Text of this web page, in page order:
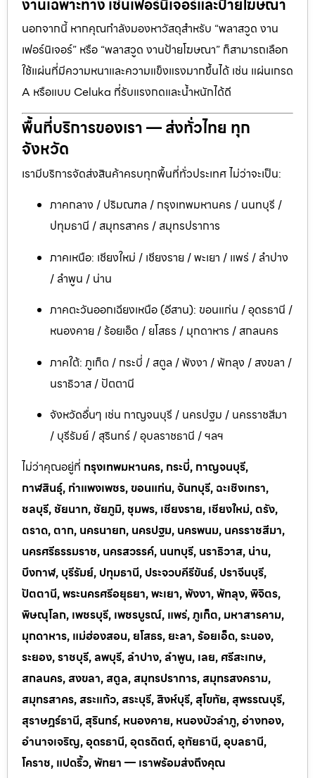
งานเฉพาะทาง เช่นเฟอร์นิเจอร์และป้ายโฆษณา
นอกจากนี้ หากคุณกำลังมองหาวัสดุสำหรับ “พลาสวูด งาน
เฟอร์นิเจอร์” หรือ “พลาสวูด งานป้ายโฆษณา” ก็สามารถเลือก
ใช้แผ่นที่มีความหนาและความแข็งแรงมากขึ้นได้ เช่น แผ่นเกรด
A หรือแบบ Celuka ที่รับแรงกดและน้ำหนักได้ดี
พื้นที่บริการของเรา — ส่งทั่วไทย ทุก
จังหวัด
เรามีบริการจัดส่งสินค้าครบทุกพื้นที่ทั่วประเทศ ไม่ว่าจะเป็น:
ภาคกลาง / ปริมณฑล / กรุงเทพมหานคร / นนทบุรี /
ปทุมธานี / สมุทรสาคร / สมุทรปราการ
ภาคเหนือ: เชียงใหม่ / เชียงราย / พะเยา / แพร่ / ลำปาง
/ ลำพูน / น่าน
ภาคตะวันออกเฉียงเหนือ (อีสาน): ขอนแก่น / อุดรธานี /
หนองคาย / ร้อยเอ็ด / ยโสธร / มุกดาหาร / สกลนคร
ภาคใต้: ภูเก็ต / กระบี่ / สตูล / พังงา / พัทลุง / สงขลา /
นราธิวาส / ปัตตานี
จังหวัดอื่นๆ เช่น กาญจนบุรี / นครปฐม / นครราชสีมา
/ บุรีรัมย์ / สุรินทร์ / อุบลราชธานี / ฯลฯ
ไม่ว่าคุณอยู่ที่ กรุงเทพมหานคร, กระบี่, กาญจนบุรี,
กาฬสินธุ์, กำแพงเพชร, ขอนแก่น, จันทบุรี, ฉะเชิงเทรา,
ชลบุรี, ชัยนาท, ชัยภูมิ, ชุมพร, เชียงราย, เชียงใหม่, ตรัง,
ตราด, ตาก, นครนายก, นครปฐม, นครพนม, นครราชสีมา,
นครศรีธรรมราช, นครสวรรค์, นนทบุรี, นราธิวาส, น่าน,
บึงกาฬ, บุรีรัมย์, ปทุมธานี, ประจวบคีรีขันธ์, ปราจีนบุรี,
ปัตตานี, พระนครศรีอยุธยา, พะเยา, พังงา, พัทลุง, พิจิตร,
พิษณุโลก, เพชรบุรี, เพชรบูรณ์, แพร่, ภูเก็ต, มหาสารคาม,
มุกดาหาร, แม่ฮ่องสอน, ยโสธร, ยะลา, ร้อยเอ็ด, ระนอง,
ระยอง, ราชบุรี, ลพบุรี, ลำปาง, ลำพูน, เลย, ศรีสะเกษ,
สกลนคร, สงขลา, สตูล, สมุทรปราการ, สมุทรสงคราม,
สมุทรสาคร, สระแก้ว, สระบุรี, สิงห์บุรี, สุโขทัย, สุพรรณบุรี,
สุราษฎร์ธานี, สุรินทร์, หนองคาย, หนองบัวลำภู, อ่างทอง,
อำนาจเจริญ, อุดรธานี, อุตรดิตถ์, อุทัยธานี, อุบลธานี,
โคราช, แปดริ้ว, พัทยา — เราพร้อมส่งถึงคุณ